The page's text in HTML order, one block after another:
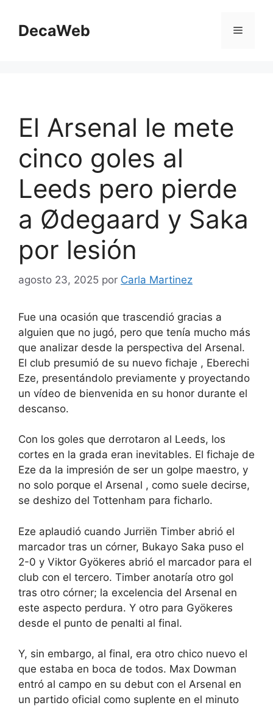
contenido
DecaWeb Menú
El Arsenal le mete
cinco goles al
Leeds pero pierde
a Ødegaard y Saka
por lesión
agosto 23, 2025 por Carla Martinez
Fue una ocasión que trascendió gracias a
alguien que no jugó, pero que tenía mucho más
que analizar desde la perspectiva del Arsenal.
El club presumió de su nuevo fichaje , Eberechi
Eze, presentándolo previamente y proyectando
un vídeo de bienvenida en su honor durante el
descanso.
Con los goles que derrotaron al Leeds, los
cortes en la grada eran inevitables. El fichaje de
Eze da la impresión de ser un golpe maestro, y
no solo porque el Arsenal , como suele decirse,
se deshizo del Tottenham para ficharlo.
Eze aplaudió cuando Jurriën Timber abrió el
marcador tras un córner, Bukayo Saka puso el
2-0 y Viktor Gyökeres abrió el marcador para el
club con el tercero. Timber anotaría otro gol
tras otro córner; la excelencia del Arsenal en
este aspecto perdura. Y otro para Gyökeres
desde el punto de penalti al final.
Y, sin embargo, al final, era otro chico nuevo el
que estaba en boca de todos. Max Dowman
entró al campo en su debut con el Arsenal en
un partido oficial como suplente en el minuto